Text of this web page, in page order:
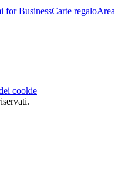
for BusinessCarte regaloArea
cookie